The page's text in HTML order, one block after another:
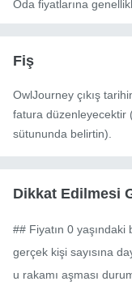
Oda fiyatlarına
Fiş
OwlJourney çıkış
fatura düzenleyecektir
sütununda belirtin).
Dikkat Edilmesi
## Fiyatın 0
gerçek kişi sayısına
u rakamı aşması